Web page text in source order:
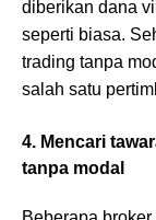
diberikan dana
seperti biasa.
trading tanpa
salah satu
4. Mencari
tanpa modal